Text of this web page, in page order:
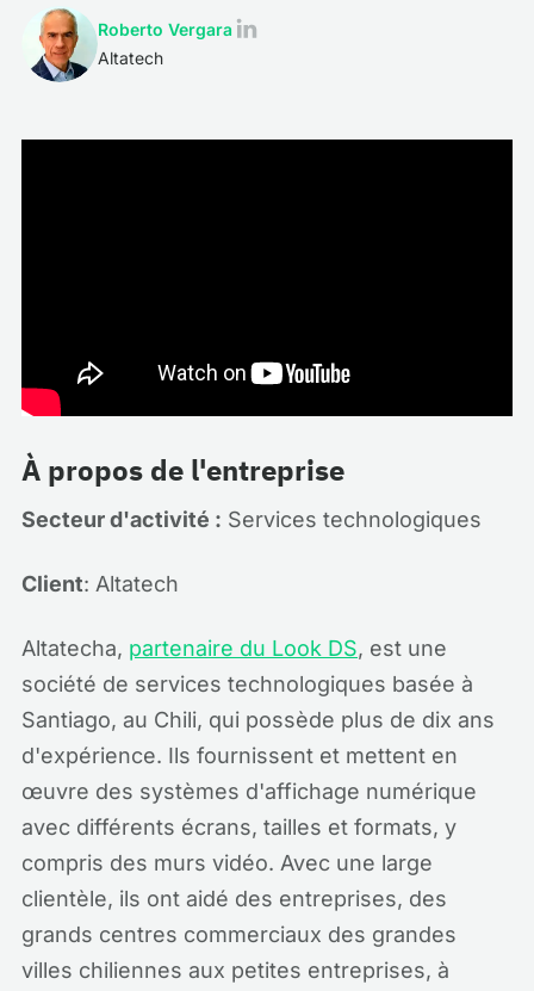
Roberto Vergara
Altatech
À propos de l'entreprise
Secteur d'activité : Services technologiques
Client: Altatech
Altatecha, partenaire du Look DS, est une
société de services technologiques basée à
Santiago, au Chili, qui possède plus de dix ans
d'expérience. Ils fournissent et mettent en
œuvre des systèmes d'affichage numérique
avec différents écrans, tailles et formats, y
compris des murs vidéo. Avec une large
clientèle, ils ont aidé des entreprises, des
grands centres commerciaux des grandes
villes chiliennes aux petites entreprises, à